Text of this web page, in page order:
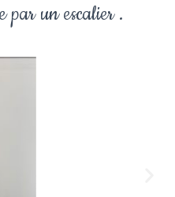
par un escalier .